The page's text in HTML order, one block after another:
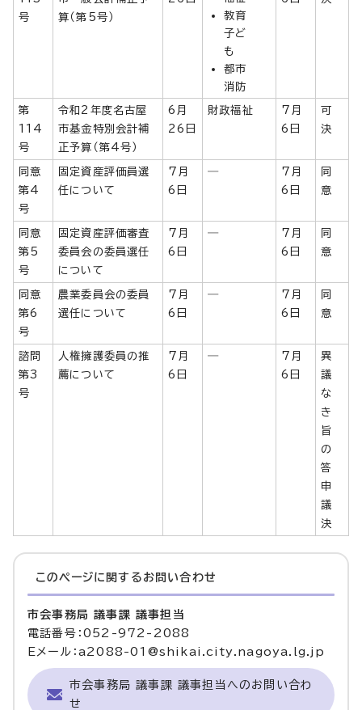
号
算（第5号）
教育
子ど
も
都市
消防
第
114
号
令和2年度名古屋
市基金特別会計補
正予算（第4号）
6月
26日
財政福祉
7月
6日
可
決
同意
第4
号
固定資産評価員選
任について
7月
6日
―
7月
6日
同
意
同意
第5
号
固定資産評価審査
委員会の委員選任
について
7月
6日
―
7月
6日
同
意
同意
第6
号
農業委員会の委員
選任について
7月
6日
―
7月
6日
同
意
諮問
第3
号
人権擁護委員の推
薦について
7月
6日
―
7月
6日
異
議
な
き
旨
の
答
申
議
決
このページに関する お問い合わせ
市会事務局 議事課 議事担当
電話番号：052-972-2088
Eメール：a2088-01@shikai.city.nagoya.lg.jp
市会事務局 議事課 議事担当へのお問い合わ
せ